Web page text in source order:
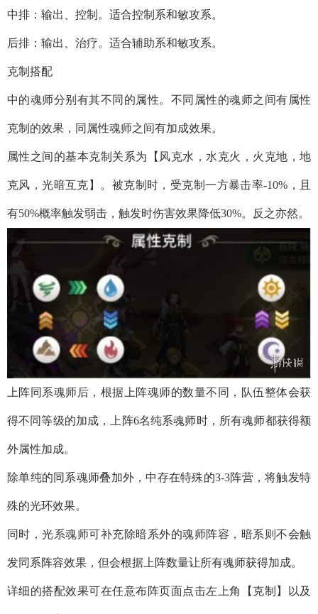
中排：输出、控制。适合控制系和敏攻系。
后排：输出、治疗。适合辅助系和敏攻系。
克制搭配
中的魂师分别有其不同的属性。不同属性的魂师之间有属性
克制的效果，同属性魂师之间有加成效果。
属性之间的基本克制关系为【风克水，水克火，火克地，地
克风，光暗互克】。被克制时，受克制一方暴击率-10%，且
有50%概率触发弱击，触发时伤害效果降低30%。反之亦然。
上阵同系魂师后，根据上阵魂师的数量不同，队伍整体会获
得不同等级的加成，上阵6名纯系魂师时，所有魂师都获得额
外属性加成。
除单纯的同系魂师叠加外，中存在特殊的3-3阵营，将触发特
殊的光环效果。
同时，光系魂师可补充除暗系外的魂师阵容，暗系则不会触
发同系阵容效果，但会根据上阵数量让所有魂师获得加成。
详细的搭配效果可在任意布阵页面点击左上角【克制】以及